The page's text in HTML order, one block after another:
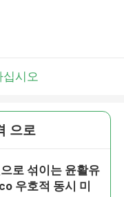
십시오
으로
로 섞이는 윤활유
우호적 동시 미